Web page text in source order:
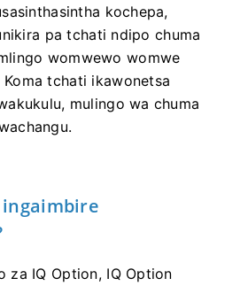
kochepa,
pa tchati ndipo chuma
womwewo womwe
tchati ikawonetsa
mulingo wa chuma
ingaimbire
za IQ Option, IQ Option